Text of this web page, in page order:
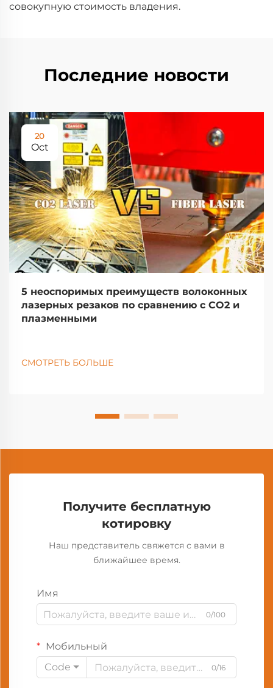
совокупную стоимость владения.
Последние новости
20
Oct
5 неоспоримых преимуществ волоконных
лазерных резаков по сравнению с CO2 и
плазменными
СМОТРЕТЬ БОЛЬШЕ
Получите бесплатную
котировку
Наш представитель свяжется с вами в
ближайшее время.
Имя
0/100
Мобильный
Code
0/16